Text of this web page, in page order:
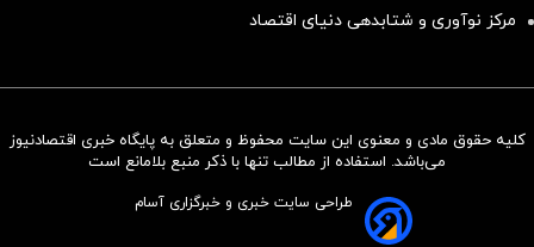
سرمایه‌گذاری همسنگ با شاخص
مرکز نوآوری و شتابدهی دنیای اقتصاد
کلیه حقوق مادی و معنوی این سایت محفوظ و متعلق به پایگاه خبری اقتصادنیوز
می‌باشد. استفاده از مطالب تنها با ذکر منبع بلامانع است
طراحی سایت خبری و خبرگزاری آسام